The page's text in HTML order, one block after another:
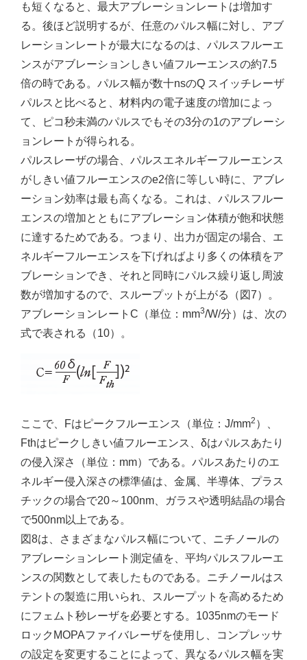
も短くなると、最大アブレーションレートは増加す
る。後ほど説明するが、任意のパルス幅に対し、アブ
レーションレートが最大になるのは、パルスフルーエ
ンスがアブレーションしきい値フルーエンスの約7.5
倍の時である。パルス幅が数十nsのQ スイッチレーザ
パルスと比べると、材料内の電子速度の増加によっ
て、ピコ秒未満のパルスでもその3分の1のアブレーシ
ョンレートが得られる。
パルスレーザの場合、パルスエネルギーフルーエンス
がしきい値フルーエンスのe2倍に等しい時に、アブレ
ーション効率は最も高くなる。これは、パルスフルー
エンスの増加とともにアブレーション体積が飽和状態
に達するためである。つまり、出力が固定の場合、エ
ネルギーフルーエンスを下げればより多くの体積をア
ブレーションでき、それと同時にパルス繰り返し周波
数が増加するので、スループットが上がる（図7）。
アブレーションレートC（単位：mm3/W/分）は、次の
式で表される（10）。
ここで、Fはピークフルーエンス（単位：J/mm2 ）、
Fthはピークしきい値フルーエンス、δはパルスあたり
の侵入深さ（単位：mm）である。パルスあたりのエ
ネルギー侵入深さの標準値は、金属、半導体、プラス
チックの場合で20～100nm、ガラスや透明結晶の場合
で500nm以上である。
図8は、さまざまなパルス幅について、ニチノールの
アブレーションレート測定値を、平均パルスフルーエ
ンスの関数として表したものである。ニチノールはス
テントの製造に用いられ、スループットを高めるため
にフェムト秒レーザを必要とする。1035nmのモード
ロックMOPAファイバレーザを使用し、コンプレッサ
の設定を変更することによって、異なるパルス幅を実